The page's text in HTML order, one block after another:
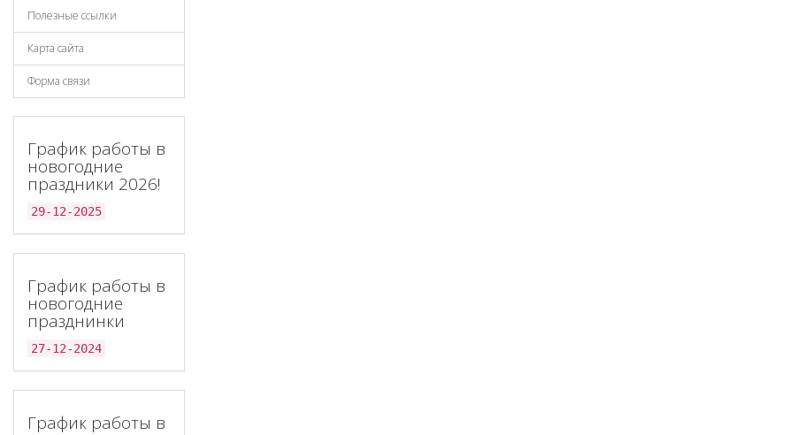
Полезные ссылки
Карта сайта
Форма связи
График работы в
новогодние
праздники 2026!
29-12-2025
График работы в
новогодние
празднинки
27-12-2024
График работы в